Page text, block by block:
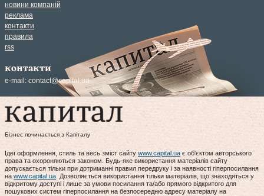
новини компаній
реклама
контакти
правила
rss
контакти
e-mail: contact@capital.ua
Бізнес починається з Капіталу
Ідеї оформлення, стиль та весь зміст сайту www.capital.uaє об'єктом авторського
права та охороняються законом. Будь-яке використання матеріалів сайту
допускається тільки при дотриманні правил передруку і за наявності гіперпосилання
на www.capital.ua. Дозволяється використання тільки матеріалів, що знаходяться у
відкритому доступі і лише за умови посилання та/або прямого відкритого для
пошукових систем гіперпосилання на безпосередню адресу матеріалу на